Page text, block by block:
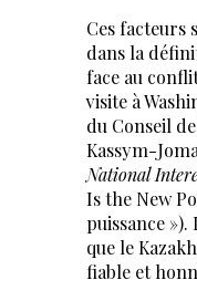
Ces facteurs
dans la
face au
visite à
du Conseil
Kassym-
National
Is the New
puissance
que le
fiable et